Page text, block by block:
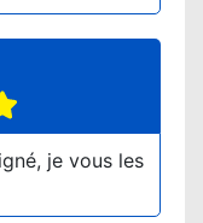
je vous les